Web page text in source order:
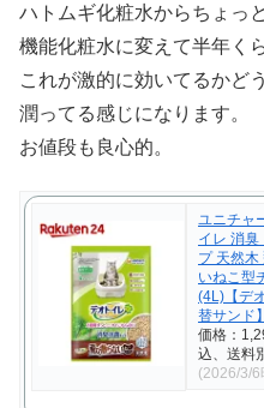
ハトムギ化粧水からちょっ
機能化粧水に変えて半年くら
これが激的に効いてるかど
潤ってる感じになります。
お値段も良心的。
ユニチャ
イレ 消臭
プ 天然木
いねこ型
(4L)【デ
替サンド】
価格：
込、送料
(2026/3/6